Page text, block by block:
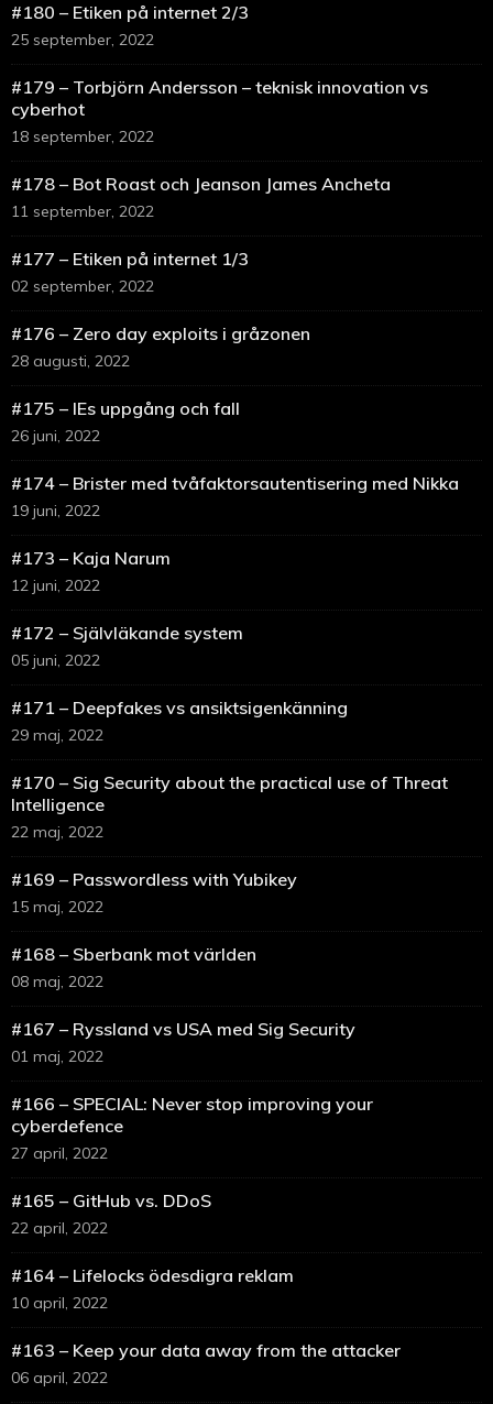
#180 – Etiken på internet 2/3
25 september, 2022
#179 – Torbjörn Andersson – teknisk innovation vs
cyberhot
18 september, 2022
#178 – Bot Roast och Jeanson James Ancheta
11 september, 2022
#177 – Etiken på internet 1/3
02 september, 2022
#176 – Zero day exploits i gråzonen
28 augusti, 2022
#175 – IEs uppgång och fall
26 juni, 2022
#174 – Brister med tvåfaktorsautentisering med Nikka
19 juni, 2022
#173 – Kaja Narum
12 juni, 2022
#172 – Självläkande system
05 juni, 2022
#171 – Deepfakes vs ansiktsigenkänning
29 maj, 2022
#170 – Sig Security about the practical use of Threat
Intelligence
22 maj, 2022
#169 – Passwordless with Yubikey
15 maj, 2022
#168 – Sberbank mot världen
08 maj, 2022
#167 – Ryssland vs USA med Sig Security
01 maj, 2022
#166 – SPECIAL: Never stop improving your
cyberdefence
27 april, 2022
#165 – GitHub vs. DDoS
22 april, 2022
#164 – Lifelocks ödesdigra reklam
10 april, 2022
#163 – Keep your data away from the attacker
06 april, 2022